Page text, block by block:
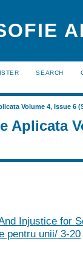
SEARCH
Volume 4, Issue 6
Aplicata
Injustice for
pentru unii/ 3-20